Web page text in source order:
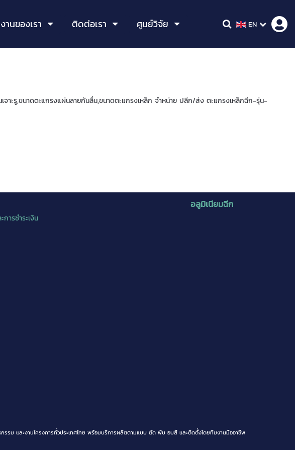
านของเรา ติดต่อเรา ศูนย์วิจัย EN
าะรู,ขนาดตะแกรงแผ่นลายกันลื่น,ขนาดตะแกรงเหล็ก จำหน่าย ปลีก/ส่ง ตะแกรงเหล็กฉีก-รุ่น-
ารชำระเงิน
อลูมิเนียมฉีก
รม และงานโครงการทั่วประเทศไทย พร้อมบริการผลิตตามแบบ ตัด พับ อบสี และติดตั้งโดยทีมงานมืออาชีพ